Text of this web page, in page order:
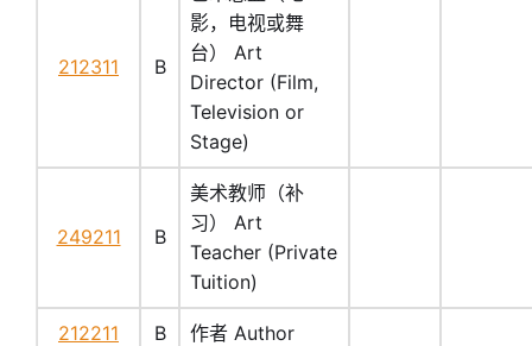
212311 B
影，电视或舞
台） Art
Director (Film,
Television or
Stage)
249211 B
美术教师（补
习） Art
Teacher (Private
Tuition)
212211 B 作者 Author